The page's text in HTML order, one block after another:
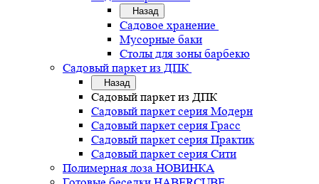
Назад
Садовое хранение
Мусорные баки
Столы для зоны барбекю
Садовый паркет из ДПК
Назад
Садовый паркет из ДПК
Садовый паркет серия Mодерн
Садовый паркет серия Грасс
Садовый паркет серия Практик
Садовый паркет серия Сити
Полимерная лоза НОВИНКА